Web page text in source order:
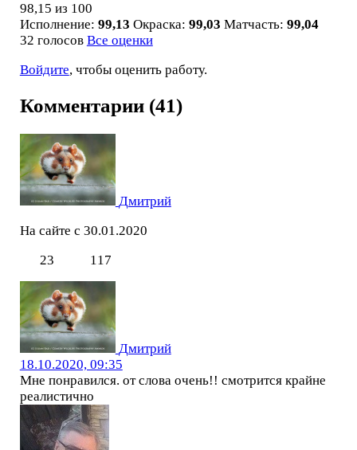
98,15 из 100
Исполнение: 99,13 Окраска: 99,03 Матчасть: 99,04
32 голосов Все оценки
Войдите, чтобы оценить работу.
Комментарии (41)
Дмитрий
На сайте с 30.01.2020
23
117
Дмитрий
18.10.2020, 09:35
Мне понравился. от слова очень!! смотрится крайне
реалистично